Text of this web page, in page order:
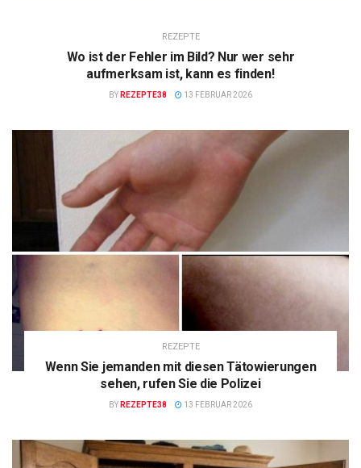
REZEPTE
Wo ist der Fehler im Bild? Nur wer sehr
aufmerksam ist, kann es finden!
BY REZEPTE38 13 FEBRUAR 2026
REZEPTE
Wenn Sie jemanden mit diesen Tätowierungen
sehen, rufen Sie die Polizei
BY REZEPTE38 13 FEBRUAR 2026